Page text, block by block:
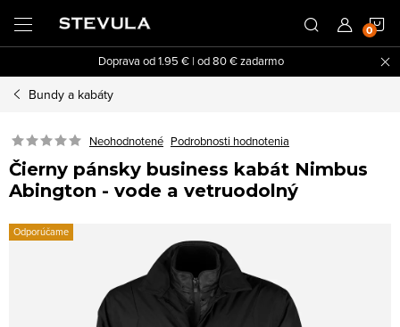
obsah
Doprava od 1.95 € | od 80 € zadarmo
Bundy a kabáty
Neohodnotené Podrobnosti hodnotenia
Čierny pánsky business kabát Nimbus
Abington - vode a vetruodolný
Odporúčame